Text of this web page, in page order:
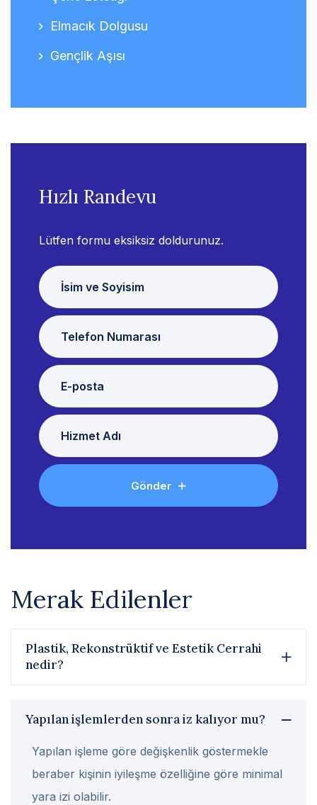
Elmacık Dolgusu
Gençlik Aşısı
Hızlı Randevu
Lütfen formu eksiksiz doldurunuz.
Gönder
Merak Edilenler
Plastik, Rekonstrüktif ve Estetik Cerrahi
nedir?
Yapılan işlemlerden sonra iz kalıyor mu?
Yapılan işleme göre değişkenlik göstermekle
beraber kişinin iyileşme özelliğine göre minimal
yara izi olabilir.